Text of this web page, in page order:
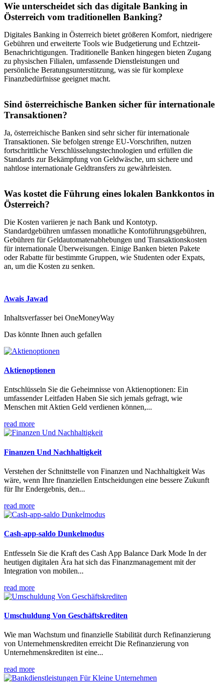
Wie unterscheidet sich das digitale Banking in
Österreich vom traditionellen Banking?
Digitales Banking in Österreich bietet größeren Komfort, niedrigere
Gebühren und erweiterte Tools wie Budgetierung und Echtzeit-
Benachrichtigungen. Traditionelle Banken hingegen bieten Zugang
zu physischen Filialen, umfassende Dienstleistungen und
persönliche Beratungsunterstützung, was sie für komplexe
Finanzbedürfnisse geeignet macht.
Sind österreichische Banken sicher für internationale
Transaktionen?
Ja, österreichische Banken sind sehr sicher für internationale
Transaktionen. Sie befolgen strenge EU-Vorschriften, nutzen
fortschrittliche Verschlüsselungstechnologien und erfüllen die
Standards zur Bekämpfung von Geldwäsche, um sichere und
nahtlose internationale Geldtransfers zu gewährleisten.
Was kostet die Führung eines lokalen Bankkontos in
Österreich?
Die Kosten variieren je nach Bank und Kontotyp.
Standardgebühren umfassen monatliche Kontoführungsgebühren,
Gebühren für Geldautomatenabhebungen und Transaktionskosten
für internationale Überweisungen. Einige Banken bieten Pakete
oder Rabatte für bestimmte Gruppen, wie Studenten oder Expats,
an, um die Kosten zu senken.
Awais Jawad
Inhaltsverfasser bei OneMoneyWay
Das könnte Ihnen auch gefallen
Aktienoptionen
Entschlüsseln Sie die Geheimnisse von Aktienoptionen: Ein
umfassender Leitfaden Haben Sie sich jemals gefragt, wie
Menschen mit Aktien Geld verdienen können,...
read more
Finanzen Und Nachhaltigkeit
Verstehen der Schnittstelle von Finanzen und Nachhaltigkeit Was
wäre, wenn Ihre finanziellen Entscheidungen eine bessere Zukunft
für Ihr Endergebnis, den...
read more
Cash-app-saldo Dunkelmodus
Entfesseln Sie die Kraft des Cash App Balance Dark Mode In der
heutigen digitalen Ära hat sich das Finanzmanagement mit der
Integration von mobilen...
read more
Umschuldung Von Geschäftskrediten
Wie man Wachstum und finanzielle Stabilität durch Refinanzierung
von Unternehmenskrediten erreicht Die Refinanzierung von
Unternehmenskrediten ist eine...
read more